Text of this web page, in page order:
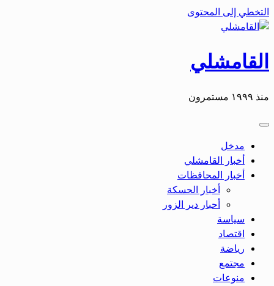
التخطي إلى المحتوى
القامشلي
منذ ١٩٩٩ مستمرون
مدخل
أخبار القامشلي
أخبار المحافظات
أخبار الحسكة
أحبار دير الزور
سياسة
اقتصاد
رياضة
مجتمع
منوعات